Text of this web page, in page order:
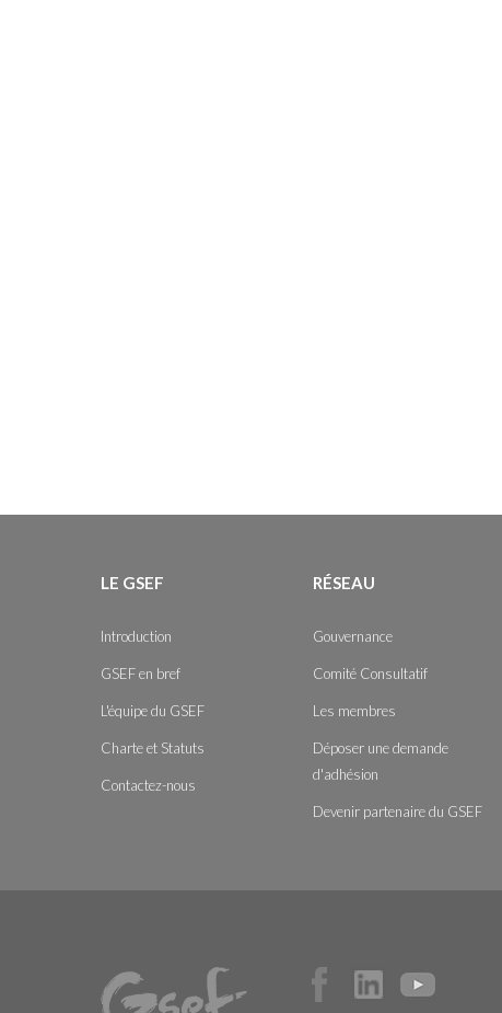
LE GSEF
Introduction
GSEF en bref
L'équipe du GSEF
Charte et Statuts
Contactez-nous
RÉSEAU
Gouvernance
Comité Consultatif
Les membres
Déposer une demande
d'adhésion
Devenir partenaire du GSEF